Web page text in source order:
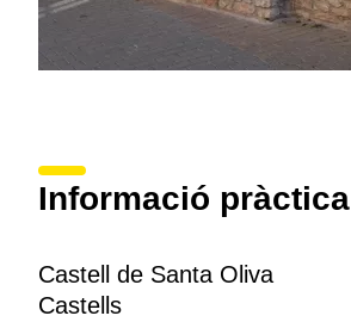
Informació pràctica
Castell de Santa Oliva
Castells